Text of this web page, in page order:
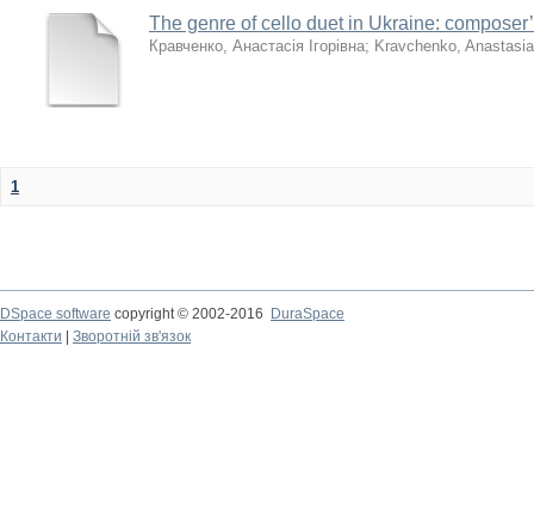
The genre of cello duet in Ukraine:
Кравченко, Анастасія Ігорівна; Kravchenko, Anastasia
1
DSpace software copyright © 2002-2016
DuraSpace
Контакти
Зворотній зв'язок